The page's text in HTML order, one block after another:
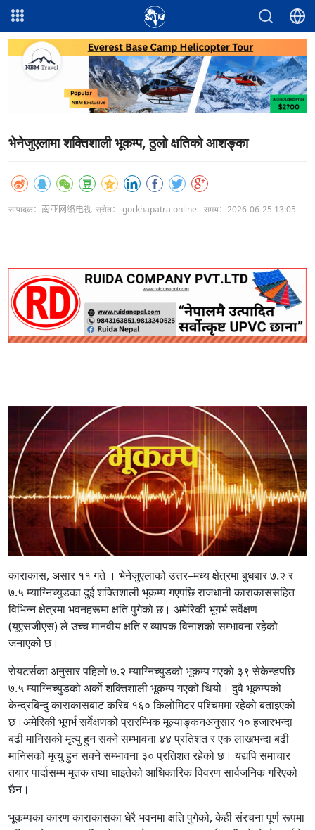
भेनेजुएलामा शक्तिशाली भूकम्प, ठुलो क्षतिको आशङ्का
सम्पादक：南亚网络电视 स्रोत： gorkhapatra online समय：2026-06-25 13:05
काराकास, असार ११ गते । भेनेजुएलाको उत्तर–मध्य क्षेत्रमा बुधबार ७.२ र
७.५ म्याग्निच्युडका दुई शक्तिशाली भूकम्प गएपछि राजधानी काराकाससहित
विभिन्न क्षेत्रमा भवनहरूमा क्षति पुगेको छ। अमेरिकी भूगर्भ सर्वेक्षण
(यूएसजीएस) ले उच्च मानवीय क्षति र व्यापक विनाशको सम्भावना रहेको
जनाएको छ।
रोयटर्सका अनुसार पहिलो ७.२ म्याग्निच्युडको भूकम्प गएको ३९ सेकेन्डपछि
७.५ म्याग्निच्युडको अर्को शक्तिशाली भूकम्प गएको थियो। दुवै भूकम्पको
केन्द्रबिन्दु काराकासबाट करिब १६० किलोमिटर पश्चिममा रहेको बताइएको
छ।अमेरिकी भूगर्भ सर्वेक्षणको प्रारम्भिक मूल्याङ्कनअनुसार १० हजारभन्दा
बढी मानिसको मृत्यु हुन सक्ने सम्भावना ४४ प्रतिशत र एक लाखभन्दा बढी
मानिसको मृत्यु हुन सक्ने सम्भावना ३० प्रतिशत रहेको छ। यद्यपि समाचार
तयार पार्दासम्म मृतक तथा घाइतेको आधिकारिक विवरण सार्वजनिक गरिएको
छैन।
भूकम्पका कारण काराकासका धेरै भवनमा क्षति पुगेको, केही संरचना पूर्ण रूपमा